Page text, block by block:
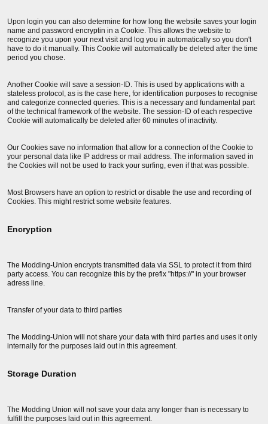
Upon login you can also determine for how long the website saves your login
name and password encryptin in a Cookie. This allows the website to
recognize you upon your next visit and log you in automatically so you don't
have to do it manually. This Cookie will automatically be deleted after the time
period you chose.
Another Cookie will save a session-ID. This is used by applications with a
stateless protocol, as is the case here, for identification purposes to recognise
and categorize connected queries. This is a necessary and fundamental part
of the technical framework of the website. The session-ID of each respective
Cookie will automatically be deleted after 60 minutes of inactivity.
Our Cookies save no information that allow for a connection of the Cookie to
your personal data like IP address or mail address. The information saved in
the Cookies will not be used to track your surfing, even if that was possible.
Most Browsers have an option to restrict or disable the use and recording of
Cookies. This might restrict some website features.
Encryption
The Modding-Union encrypts transmitted data via SSL to protect it from third
party access. You can recognize this by the prefix "https://" in your browser
adress line.
Transfer of your data to third parties
The Modding-Union will not share your data with third parties and uses it only
internally for the purposes laid out in this agreement.
Storage Duration
The Modding Union will not save your data any longer than is necessary to
fulfill the purposes laid out in this agreement.